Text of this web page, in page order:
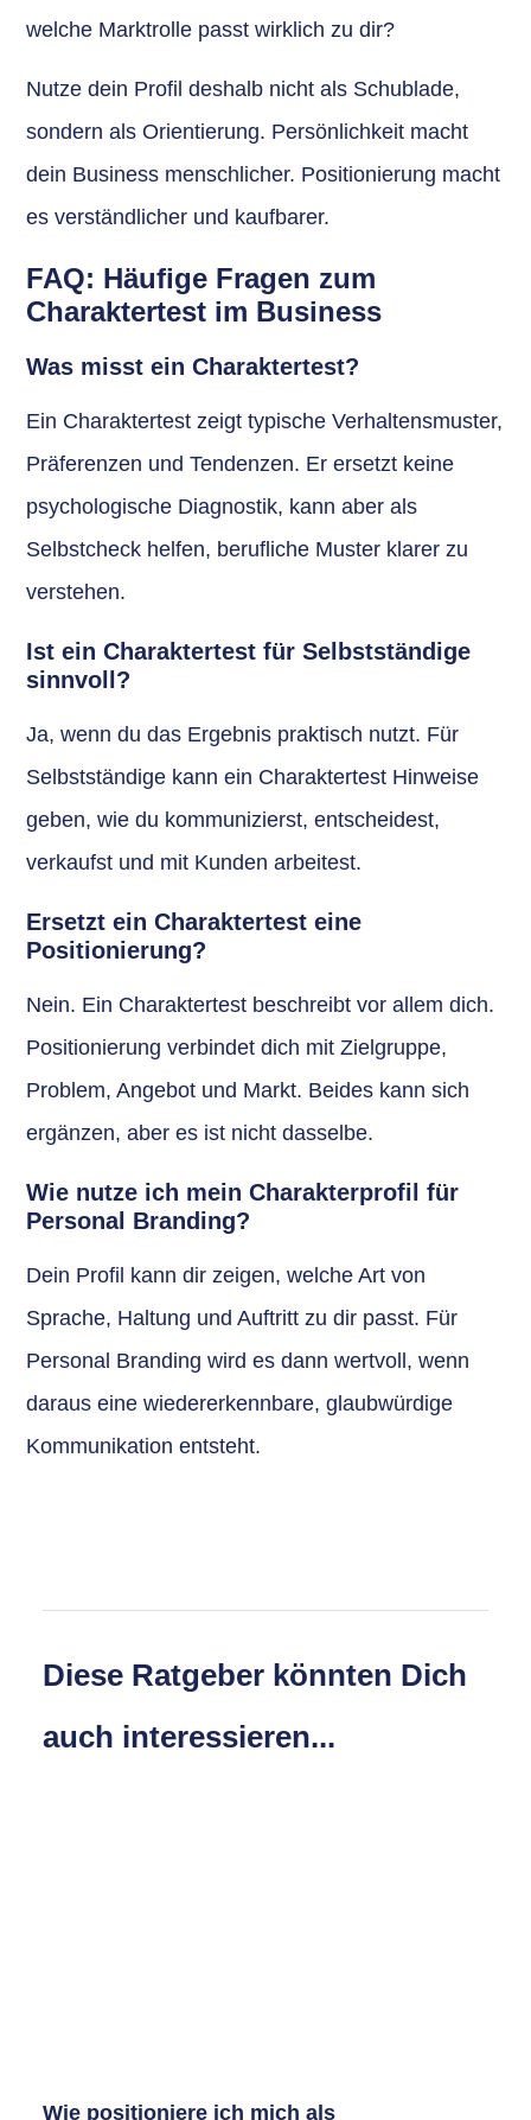
welche Marktrolle passt wirklich zu dir?
Nutze dein Profil deshalb nicht als Schublade,
sondern als Orientierung. Persönlichkeit macht
dein Business menschlicher. Positionierung macht
es verständlicher und kaufbarer.
FAQ: Häufige Fragen zum
Charaktertest im Business
Was misst ein Charaktertest?
Ein Charaktertest zeigt typische Verhaltensmuster,
Präferenzen und Tendenzen. Er ersetzt keine
psychologische Diagnostik, kann aber als
Selbstcheck helfen, berufliche Muster klarer zu
verstehen.
Ist ein Charaktertest für Selbstständige
sinnvoll?
Ja, wenn du das Ergebnis praktisch nutzt. Für
Selbstständige kann ein Charaktertest Hinweise
geben, wie du kommunizierst, entscheidest,
verkaufst und mit Kunden arbeitest.
Ersetzt ein Charaktertest eine
Positionierung?
Nein. Ein Charaktertest beschreibt vor allem dich.
Positionierung verbindet dich mit Zielgruppe,
Problem, Angebot und Markt. Beides kann sich
ergänzen, aber es ist nicht dasselbe.
Wie nutze ich mein Charakterprofil für
Personal Branding?
Dein Profil kann dir zeigen, welche Art von
Sprache, Haltung und Auftritt zu dir passt. Für
Personal Branding wird es dann wertvoll, wenn
daraus eine wiedererkennbare, glaubwürdige
Kommunikation entsteht.
Diese Ratgeber könnten Dich
auch interessieren...
Wie positioniere ich mich als